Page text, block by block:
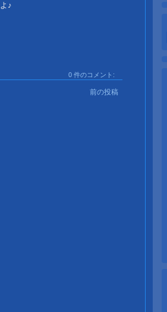
よ♪
0 件のコメント:
前の投稿